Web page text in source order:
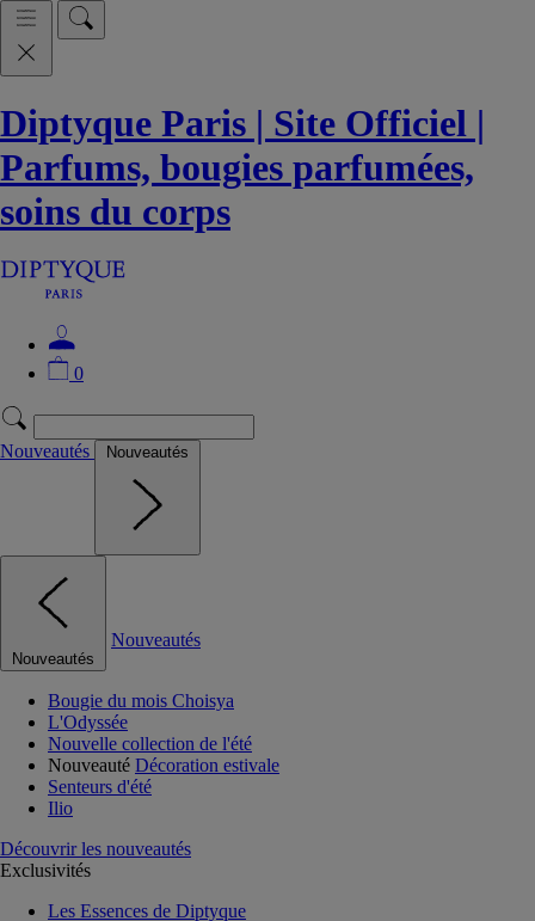
Diptyque Paris | Site Officiel |
Parfums, bougies parfumées,
soins du corps
0
Nouveautés Nouveautés
Nouveautés
Nouveautés
Bougie du mois Choisya
L'Odyssée
Nouvelle collection de l'été
Nouveauté Décoration estivale
Senteurs d'été
Ilio
Découvrir les nouveautés
Exclusivités
Les Essences de Diptyque